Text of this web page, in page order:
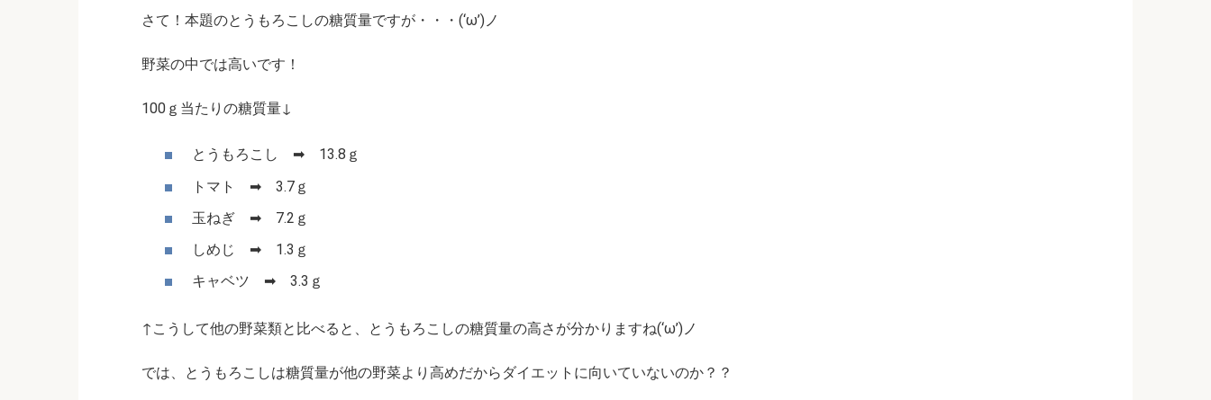
さて！本題のとうもろこしの糖質量ですが・・・(‘ω’)ノ
野菜の中では高いです！
100ｇ当たりの糖質量↓
とうもろこし ➡ 13.8ｇ
トマト ➡ 3.7ｇ
玉ねぎ ➡ 7.2ｇ
しめじ ➡ 1.3ｇ
キャベツ ➡ 3.3ｇ
↑こうして他の野菜類と比べると、とうもろこしの糖質量の高さが分かりますね(‘ω’)ノ
では、とうもろこしは糖質量が他の野菜より高めだからダイエットに向いていないのか？？